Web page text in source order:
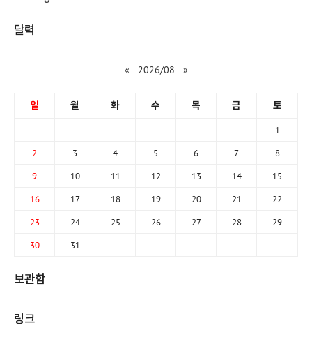
달력
« 2026/08 »
일 월 화 수 목 금 토
1
2 3 4 5 6 7 8
9 10 11 12 13 14 15
16 17 18 19 20 21 22
23 24 25 26 27 28 29
30 31
보관함
링크